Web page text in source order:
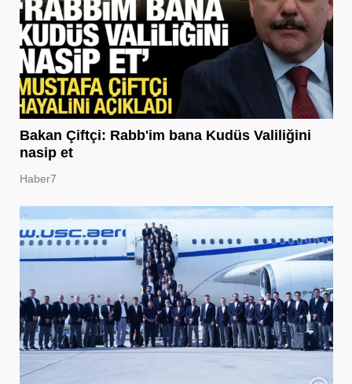
Bakan Çiftçi: Rabb'im bana Kudüs Valiliğini
nasip et
Haber7